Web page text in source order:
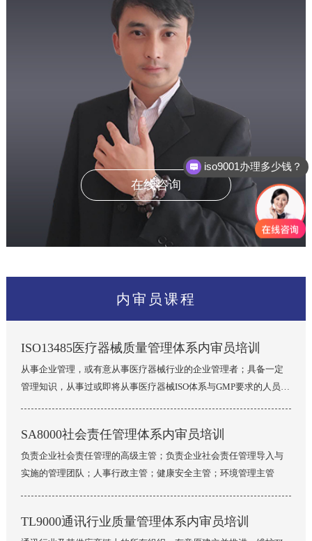
在线咨询
内审员课程
ISO13485医疗器械质量管理体系内审员培训
从事企业管理，或有意从事医疗器械行业的企业管理者；具备一定
管理知识，从事过或即将从事医疗器械ISO体系与GMP要求的人员；
SA8000社会责任管理体系内审员培训
负责企业社会责任管理的高级主管；负责企业社会责任管理导入与
实施的管理团队；人事行政主管；健康安全主管；环境管理主管
TL9000通讯行业质量管理体系内审员培训
iso9001办理多少钱？
iso9001认证办理周期多久？